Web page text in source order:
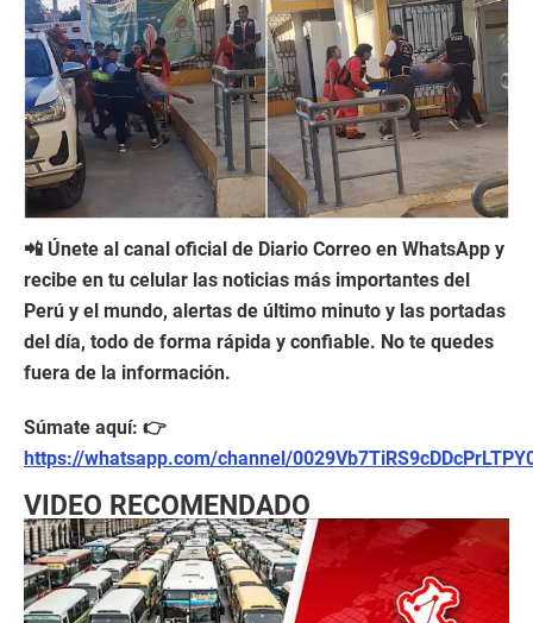
📲 Únete al canal oficial de Diario Correo en WhatsApp y
recibe en tu celular las noticias más importantes del
Perú y el mundo, alertas de último minuto y las portadas
del día, todo de forma rápida y confiable. No te quedes
fuera de la información.
Súmate aquí: 👉
https://whatsapp.com/channel/
VIDEO RECOMENDADO